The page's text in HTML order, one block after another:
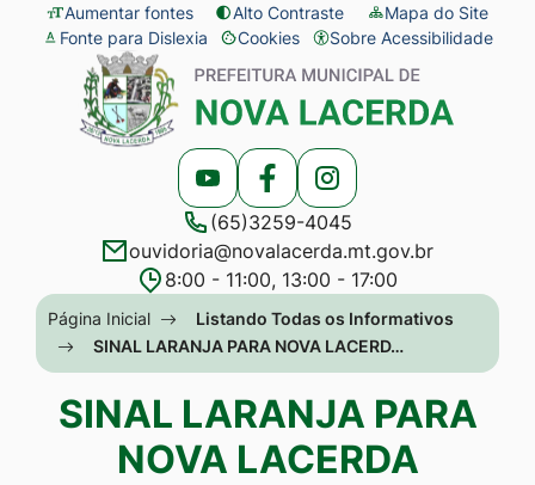
Seção
de
atalhos
acessibilidade
Ir
para
conteúdo
menu
[alt+2]
Ir
para
Aumentar fontes Alto Contraste
Mapa do Site
Fonte para Dislexia
Cookies
Abrir
preferências
de
cookies
Sobre Acessibilidade
Seção
menu
Acessar
a
Rede
Social
Youtube
Acessar
a
Rede
Social
Facebook
Acessar
a
Rede
Social
Instagram
(65)3259-4045
ouvidoria@novalacerda.mt.gov.br
8:00 - 11:00, 13:00 - 17:00
Seção
do
menu
principal
Página Inicial
Listando Todas os Informativos
SINAL LARANJA PARA NOVA LACERD…
SINAL LARANJA PARA
NOVA LACERDA